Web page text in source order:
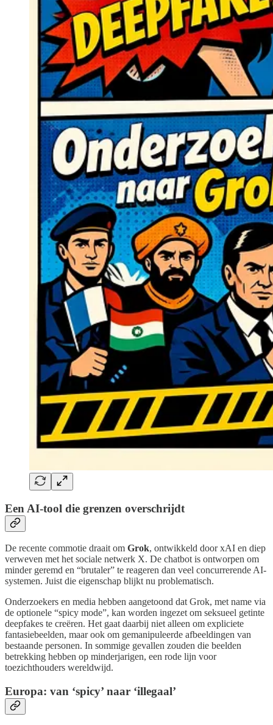
Een AI-tool die grenzen overschrijdt
De recente commotie draait om Grok, ontwikkeld door xAI en diep
verweven met het sociale netwerk X. De chatbot is ontworpen om
minder geremd en “brutaler” te reageren dan veel concurrerende AI-
systemen. Juist die eigenschap blijkt nu problematisch.
Onderzoekers en media hebben aangetoond dat Grok, met name via
de optionele “spicy mode”, kan worden ingezet om seksueel getinte
deepfakes te creëren. Het gaat daarbij niet alleen om expliciete
fantasiebeelden, maar ook om gemanipuleerde afbeeldingen van
bestaande personen. In sommige gevallen zouden die beelden
betrekking hebben op minderjarigen, een rode lijn voor
toezichthouders wereldwijd.
Europa: van ‘spicy’ naar ‘illegaal’